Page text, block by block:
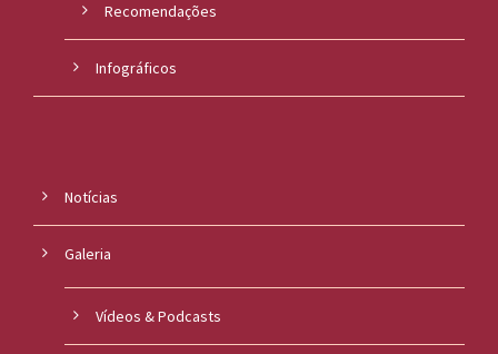
Recomendações
Infográficos
Notícias
Galeria
Vídeos & Podcasts